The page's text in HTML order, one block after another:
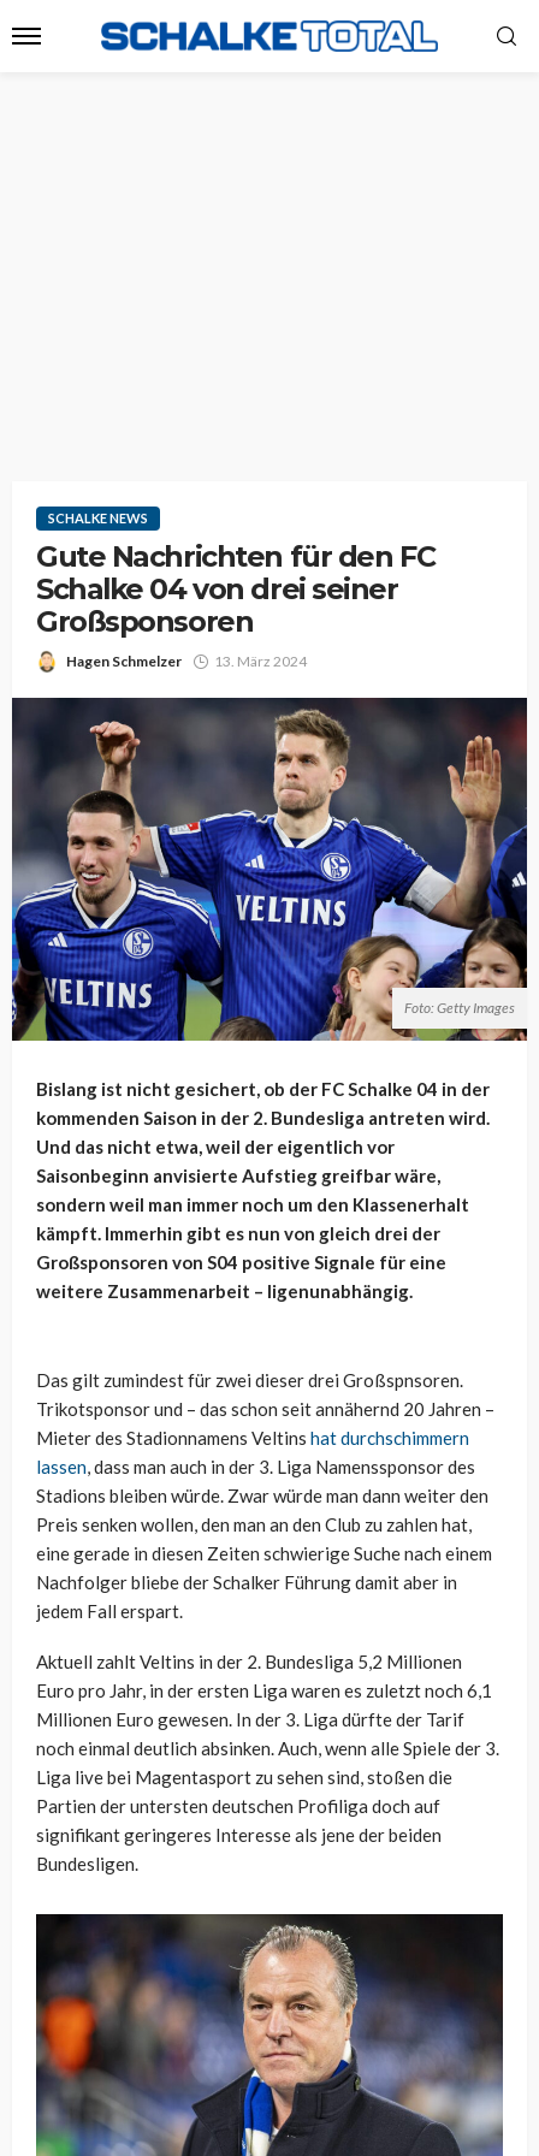
SCHALKE NEWS
Gute Nachrichten für den FC
Schalke 04 von drei seiner
Großsponsoren
Hagen Schmelzer 13. März 2024
Foto: Getty Images
Bislang ist nicht gesichert, ob der FC Schalke 04 in der
kommenden Saison in der 2. Bundesliga antreten wird.
Und das nicht etwa, weil der eigentlich vor
Saisonbeginn anvisierte Aufstieg greifbar wäre,
sondern weil man immer noch um den Klassenerhalt
kämpft. Immerhin gibt es nun von gleich drei der
Großsponsoren von S04 positive Signale für eine
weitere Zusammenarbeit – ligenunabhängig.
Das gilt zumindest für zwei dieser drei Großspnsoren.
Trikotsponsor und – das schon seit annähernd 20 Jahren –
Mieter des Stadionnamens Veltins hat durchschimmern
lassen, dass man auch in der 3. Liga Namenssponsor des
Stadions bleiben würde. Zwar würde man dann weiter den
Preis senken wollen, den man an den Club zu zahlen hat,
eine gerade in diesen Zeiten schwierige Suche nach einem
Nachfolger bliebe der Schalker Führung damit aber in
jedem Fall erspart.
Aktuell zahlt Veltins in der 2. Bundesliga 5,2 Millionen
Euro pro Jahr, in der ersten Liga waren es zuletzt noch 6,1
Millionen Euro gewesen. In der 3. Liga dürfte der Tarif
noch einmal deutlich absinken. Auch, wenn alle Spiele der 3.
Liga live bei Magentasport zu sehen sind, stoßen die
Partien der untersten deutschen Profiliga doch auf
signifikant geringeres Interesse als jene der beiden
Bundesligen.